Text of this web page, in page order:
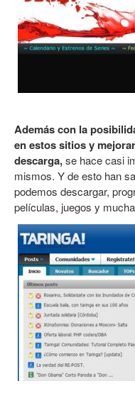
Además con la
en estos sitios y
descarga,se hace casi
mismos. Y de esto han
podemos descargar,
películas, juegos y